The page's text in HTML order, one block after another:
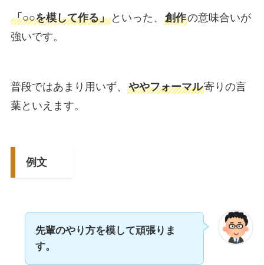
「○○を模して作る」といった、 創作の意味合いが
強いです。
普段ではあまり用いず、 ややフォーマル寄りの言
葉といえます。
例文
先輩のやり方を模して頑張りま
す。